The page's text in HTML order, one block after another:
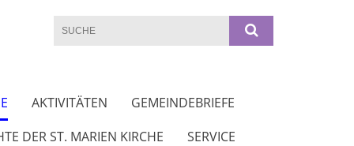
AKTIVITÄTEN
GEMEINDEBRIEFE
DER ST. MARIEN KIRCHE
SERVICE